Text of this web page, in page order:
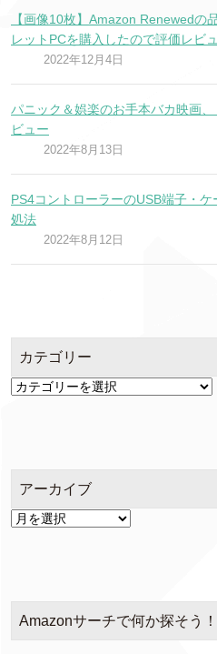
【画像10枚】Amazon Renewedの
レットPCを購入したので評価レビ
2022年12月4日
パニック＆娯楽のお手本バカ映画
ビュー
2022年8月13日
PS4コントローラーのUSB端子・
処法
2022年8月12日
カテゴリー
カ
アーカイブ
ア
Amazonサーチで何か探そう！